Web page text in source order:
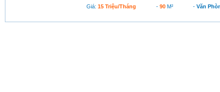
Giá:15 Triệu/tháng - 90M² - Văn